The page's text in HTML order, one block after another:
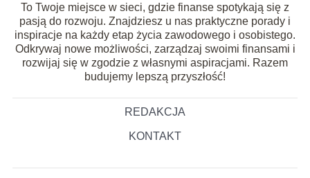
To Twoje miejsce w sieci, gdzie finanse spotykają się z
pasją do rozwoju. Znajdziesz u nas praktyczne porady i
inspiracje na każdy etap życia zawodowego i osobistego.
Odkrywaj nowe możliwości, zarządzaj swoimi finansami i
rozwijaj się w zgodzie z własnymi aspiracjami. Razem
budujemy lepszą przyszłość!
REDAKCJA
KONTAKT